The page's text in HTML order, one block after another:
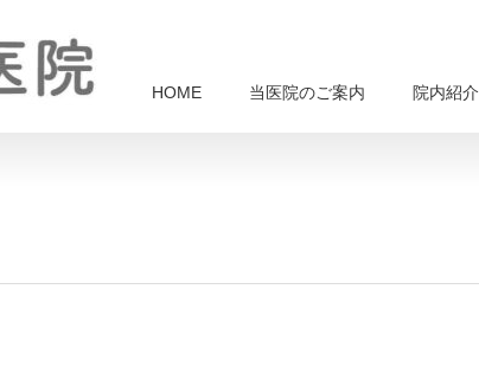
HOME 当医院のご案内 院内紹介